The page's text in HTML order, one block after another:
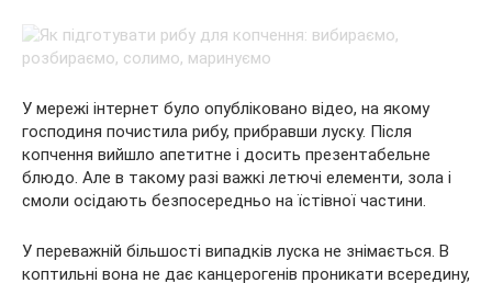
У мережі інтернет було опубліковано відео, на якому
господиня почистила рибу, прибравши луску. Після
копчення вийшло апетитне і досить презентабельне
блюдо. Але в такому разі важкі летючі елементи, зола і
смоли осідають безпосередньо на їстівної частини.
У переважній більшості випадків луска не знімається. В
коптильні вона не дає канцерогенів проникати всередину,